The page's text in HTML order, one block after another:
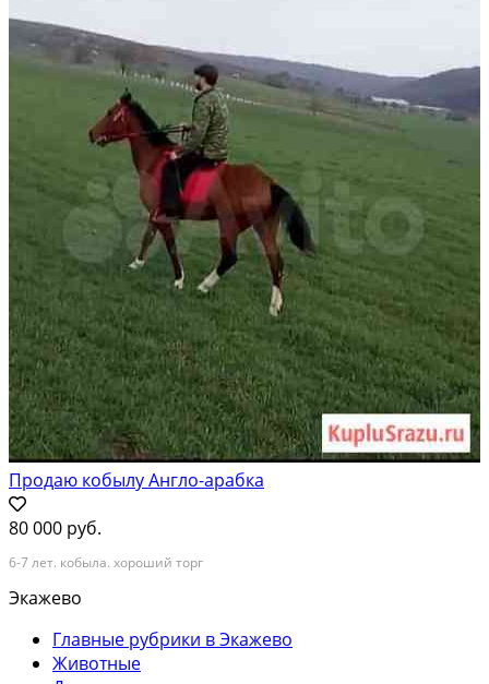
Продаю кобылу Англо-арабка
80 000 руб.
6-7 лет. кобыла. хороший торг
Экажево
Главные рубрики в Экажево
Животные